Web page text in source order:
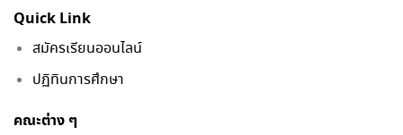
Quick Link
สมัครเรียนออนไลน์
ปฏิทินการศึกษา
คณะต่าง ๆ